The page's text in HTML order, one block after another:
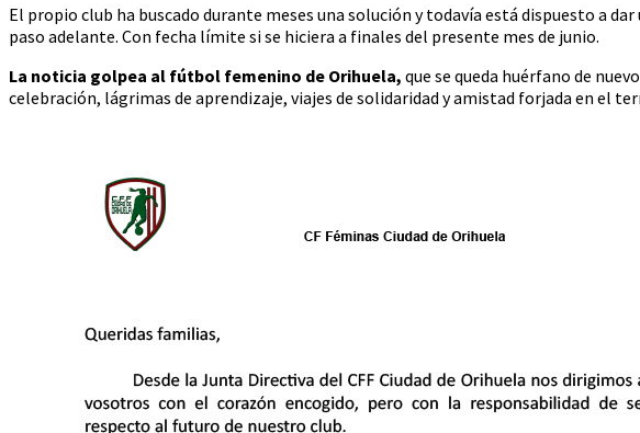
El propio club ha buscado durante meses una solución y todavía está dispuesto a
paso adelante. Con fecha límite si se hiciera a finales del presente mes de junio.
La noticia golpea al fútbol femenino de Orihuela, que se queda huérfano de
celebración, lágrimas de aprendizaje, viajes de solidaridad y amistad forjada en el